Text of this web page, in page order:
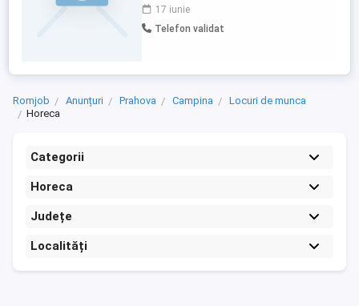
17 iunie
Telefon validat
Romjob Anunțuri Prahova Campina
Locuri de munca
Horeca
Categorii
Horeca
Județe
Localități